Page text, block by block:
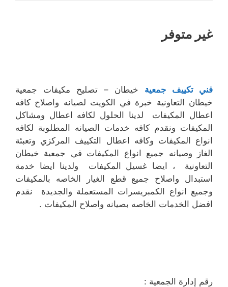
غير متوفر
فني تكييف جمعية خيطان – تصليح مكيفات جمعية
خيطان التعاونية خبرة في الكويت لصيانه واصلاح كافه
اعطال المكيفات لدينا الحلول لكافه اعطال ومشاكل
المكيفات ونقدم كافه خدمات الصيانه المطلوبة لكافه
انواع المكيفات وكافه اعطال التكييف المركزي وتعبئة
الغاز وصيانه جميع انواع المكيفات في جمعية خيطان
التعاونية ، ايضا غسيل المكيفات ولدينا ايضا خدمة
استبدال واصلاح جميع قطع الغيار الخاصه بالمكيفات
وجميع انواع الكمبريسرات المستعملة والجديدة نقدم
افضل الخدمات الخاصه بصيانه واصلاح المكيفات .
رقم إدارة الجمعية :